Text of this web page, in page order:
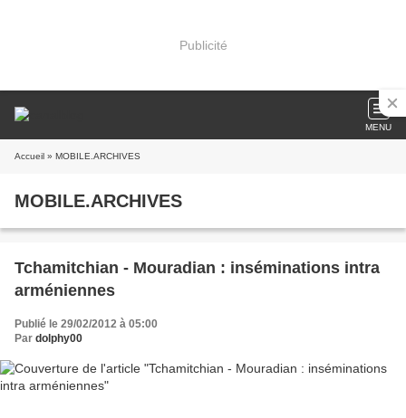
Publicité
MENU
Accueil » MOBILE.ARCHIVES
MOBILE.ARCHIVES
Tchamitchian - Mouradian : inséminations intra
arméniennes
Publié le 29/02/2012 à 05:00
Par dolphy00